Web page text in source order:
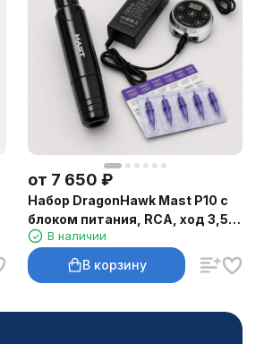
от 7 650 ₽
Набор DragonHawk Mast P10 с
блоком питания, RCA, ход 3,5
ммВ наличии
В корзину